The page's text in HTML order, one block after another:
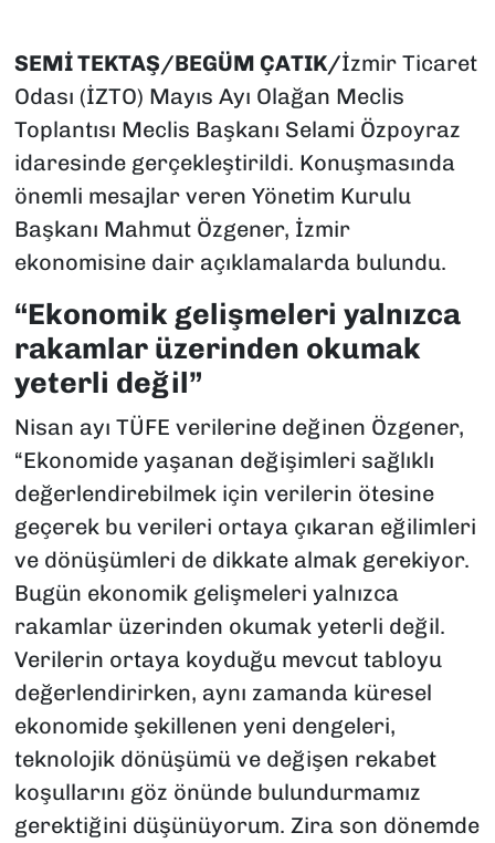
SEMİ TEKTAŞ/BEGÜM ÇATIK/İzmir Ticaret
Odası (İZTO) Mayıs Ayı Olağan Meclis
Toplantısı Meclis Başkanı Selami Özpoyraz
idaresinde gerçekleştirildi. Konuşmasında
önemli mesajlar veren Yönetim Kurulu
Başkanı Mahmut Özgener, İzmir
ekonomisine dair açıklamalarda bulundu.
“Ekonomik gelişmeleri yalnızca
rakamlar üzerinden okumak
yeterli değil”
Nisan ayı TÜFE verilerine değinen Özgener,
“Ekonomide yaşanan değişimleri sağlıklı
değerlendirebilmek için verilerin ötesine
geçerek bu verileri ortaya çıkaran eğilimleri
ve dönüşümleri de dikkate almak gerekiyor.
Bugün ekonomik gelişmeleri yalnızca
rakamlar üzerinden okumak yeterli değil.
Verilerin ortaya koyduğu mevcut tabloyu
değerlendirirken, aynı zamanda küresel
ekonomide şekillenen yeni dengeleri,
teknolojik dönüşümü ve değişen rekabet
koşullarını göz önünde bulundurmamız
gerektiğini düşünüyorum. Zira son dönemde